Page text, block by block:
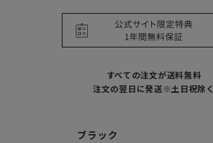
すべての注文が送料無料
注文の翌日に発送※土日祝除く
ブラック